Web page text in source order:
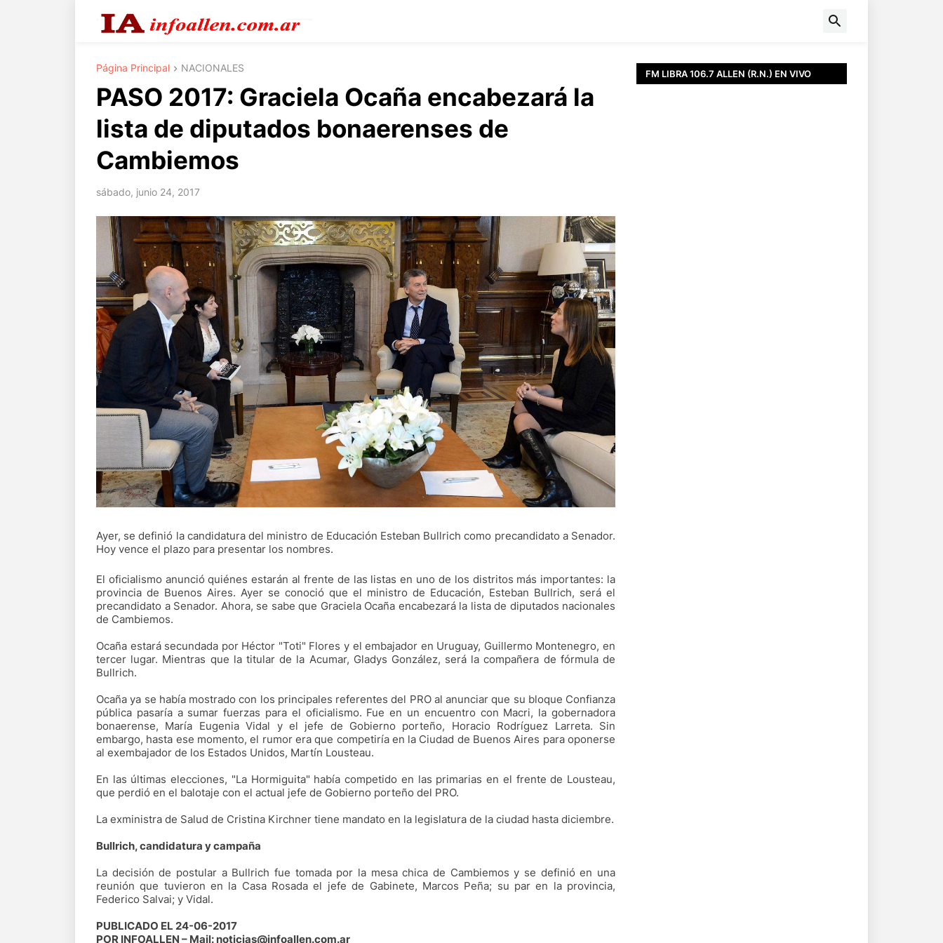
Página Principal NACIONALES
PASO 2017: Graciela Ocaña encabezará la
lista de diputados bonaerenses de
Cambiemos
sábado, junio 24, 2017
Ayer, se definió la candidatura del ministro de Educación Esteban Bullrich como precandidato a Senador.
Hoy vence el plazo para presentar los nombres.
El oficialismo anunció quiénes estarán al frente de las listas en uno de los distritos más importantes: la
provincia de Buenos Aires. Ayer se conoció que el ministro de Educación, Esteban Bullrich, será el
precandidato a Senador. Ahora, se sabe que Graciela Ocaña encabezará la lista de diputados nacionales
de Cambiemos.
Ocaña estará secundada por Héctor "Toti" Flores y el embajador en Uruguay, Guillermo Montenegro, en
tercer lugar. Mientras que la titular de la Acumar, Gladys González, será la compañera de fórmula de
Bullrich.
Ocaña ya se había mostrado con los principales referentes del PRO al anunciar que su bloque Confianza
pública pasaría a sumar fuerzas para el oficialismo. Fue en un encuentro con Macri, la gobernadora
bonaerense, María Eugenia Vidal y el jefe de Gobierno porteño, Horacio Rodríguez Larreta. Sin
embargo, hasta ese momento, el rumor era que competiría en la Ciudad de Buenos Aires para oponerse
al exembajador de los Estados Unidos, Martín Lousteau.
En las últimas elecciones, "La Hormiguita" había competido en las primarias en el frente de Lousteau,
que perdió en el balotaje con el actual jefe de Gobierno porteño del PRO.
La exministra de Salud de Cristina Kirchner tiene mandato en la legislatura de la ciudad hasta diciembre.
Bullrich, candidatura y campaña
La decisión de postular a Bullrich fue tomada por la mesa chica de Cambiemos y se definió en una
reunión que tuvieron en la Casa Rosada el jefe de Gabinete, Marcos Peña; su par en la provincia,
Federico Salvai; y Vidal.
PUBLICADO EL 24-06-2017
POR INFOALLEN – Mail: noticias@infoallen.com.ar
FM LIBRA 106.7 ALLEN (R.N.) EN VIVO